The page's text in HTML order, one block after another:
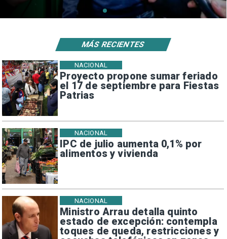
Proyecto propone sumar feriado
el 17 de septiembre para Fiestas
Patrias
NACIONAL
IPC de julio aumenta 0,1% por
alimentos y vivienda
NACIONAL
Ministro Arrau detalla quinto
estado de excepción: contempla
toques de queda, restricciones y
NACIONAL
MÁS RECIENTES